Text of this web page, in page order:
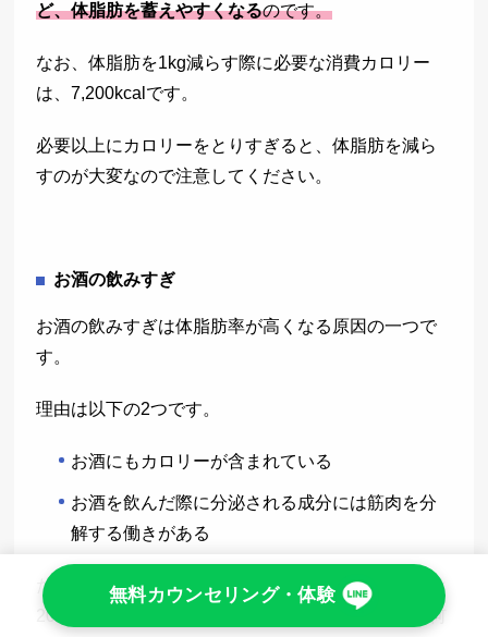
ど、体脂肪を蓄えやすくなるのです。
なお、体脂肪を1kg減らす際に必要な消費カロリー
は、7,200kcalです。
必要以上にカロリーをとりすぎると、体脂肪を減ら
すのが大変なので注意してください。
お酒の飲みすぎ
お酒の飲みすぎは体脂肪率が高くなる原因の一つで
す。
理由は以下の2つです。
お酒にもカロリーが含まれている
お酒を飲んだ際に分泌される成分には筋肉を分
解する働きがある
たとえば、ビール中ジョッキ1杯あたりのカロリーは
200kcal、日本酒は1合あたりは170kcal前後です。何
無料カウンセリング・体験